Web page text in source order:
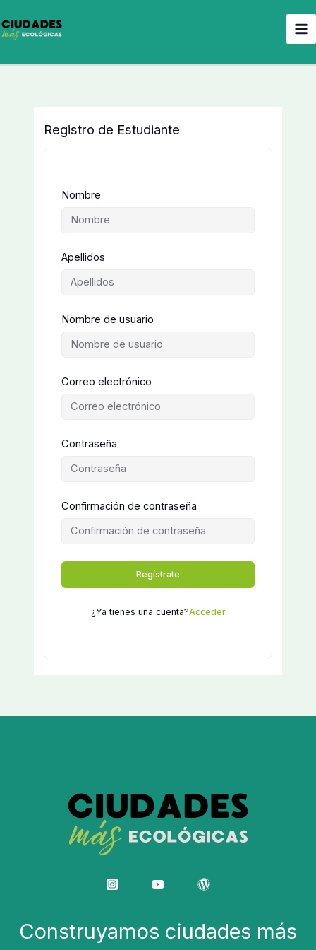
al
contenido
Registro de Estudiante
Nombre
Apellidos
Nombre de usuario
Correo electrónico
Contraseña
Confirmación de contraseña
Regístrate
¿Ya tienes una cuenta?Acceder
Construyamos ciudades más